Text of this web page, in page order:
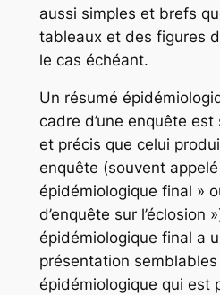
aussi simples et brefs
tableaux et des figures
le cas échéant.
Un résumé
cadre d’une enquête
et précis que celui
enquête (souvent
épidémiologique final »
d’enquête sur l’éclosion
épidémiologique final a
présentation
épidémiologique qui est